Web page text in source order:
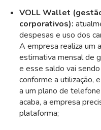
VOLL Wallet
corporativos):
despesas e uso dos
A empresa realiza um
estimativa mensal de
e esse saldo vai
conforme a utilização,
a um plano de
acaba, a empresa
plataforma;